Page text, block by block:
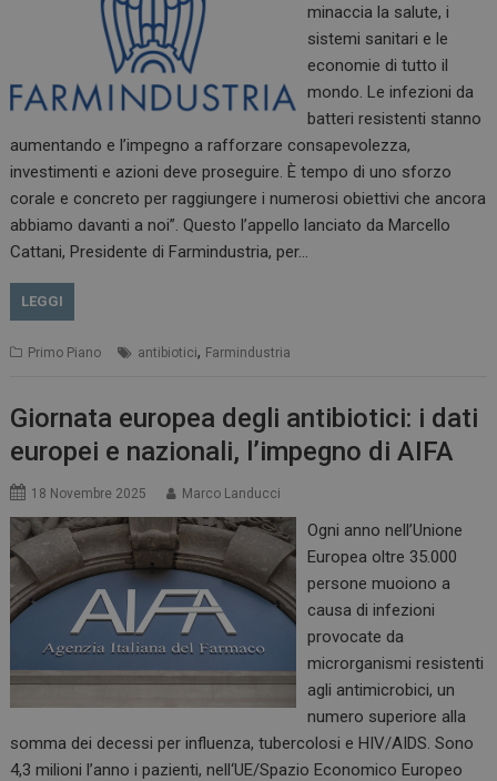
minaccia la salute, i
sistemi sanitari e le
economie di tutto il
mondo. Le infezioni da
batteri resistenti stanno
aumentando e l’impegno a rafforzare consapevolezza,
investimenti e azioni deve proseguire. È tempo di uno sforzo
corale e concreto per raggiungere i numerosi obiettivi che ancora
abbiamo davanti a noi”. Questo l’appello lanciato da Marcello
Cattani, Presidente di Farmindustria, per…
LEGGI
Primo Piano antibiotici, Farmindustria
Giornata europea degli antibiotici: i dati
europei e nazionali, l’impegno di AIFA
18 Novembre 2025 Marco Landucci
Ogni anno nell’Unione
Europea oltre 35.000
persone muoiono a
causa di infezioni
provocate da
microrganismi resistenti
agli antimicrobici, un
numero superiore alla
somma dei decessi per influenza, tubercolosi e HIV/AIDS. Sono
4,3 milioni l’anno i pazienti, nell‘UE/Spazio Economico Europeo